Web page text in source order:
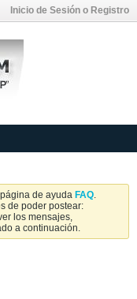
Inicio de Sesión o Registro
de ayuda FAQ.
de poder postear:
los mensajes,
a continuación.